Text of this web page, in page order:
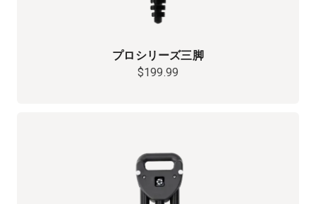
プロシリーズ三脚
$199.99